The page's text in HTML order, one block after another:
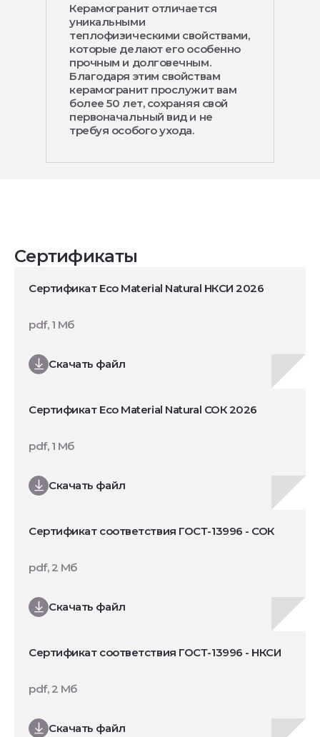
Керамогранит отличается
уникальными
теплофизическими свойствами,
которые делают его особенно
прочным и долговечным.
Благодаря этим свойствам
керамогранит прослужит вам
более 50 лет, сохраняя свой
первоначальный вид и не
требуя особого ухода.
Сертификаты
Сертификат Eco Material Natural НКСИ 2026
Скачать файл
pdf, 1 Мб
Сертификат Eco Material Natural СОК 2026
Скачать файл
pdf, 1 Мб
Сертификат соответствия ГОСТ-13996 - СОК
Скачать файл
pdf, 2 Мб
Сертификат соответствия ГОСТ-13996 - НКСИ
Скачать файл
pdf, 2 Мб